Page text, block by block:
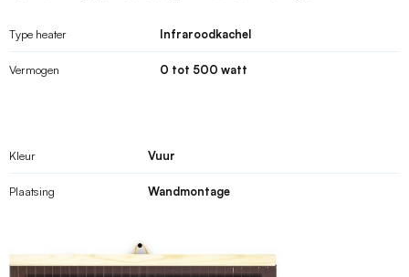
Type heater Infraroodkachel
Vermogen 0 tot 500 watt
Kleur Vuur
Plaatsing Wandmontage